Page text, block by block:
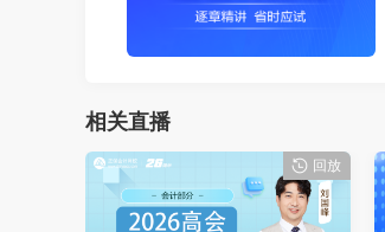
相关直播
回放